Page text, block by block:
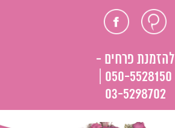
חוות פייסבוק
להזמנת פרחים -
050-5528150 |
03-5298702